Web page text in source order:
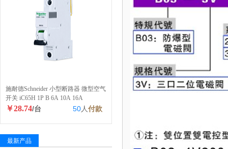
施耐德Schneider 小型断路器 微型空气
开关 iC65H 1P B 6A 10A 16A
￥28.74/台 50人付款
最新产品